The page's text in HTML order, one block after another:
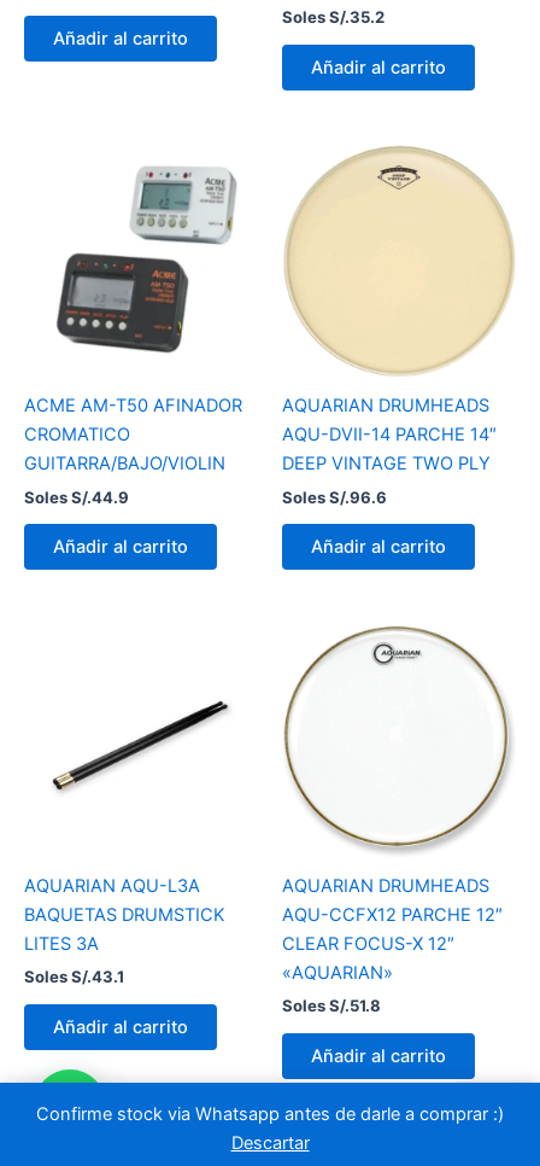
Confirme stock via Whatsapp antes de darle a comprar :)
Descartar
Añadir al carrito
Soles S/.35.2
Añadir al carrito
ACME AM-T50 AFINADOR
CROMATICO
GUITARRA/BAJO/VIOLIN
Soles S/.44.9
Añadir al carrito
AQUARIAN DRUMHEADS
AQU-DVII-14 PARCHE 14″
DEEP VINTAGE TWO PLY
Soles S/.96.6
Añadir al carrito
AQUARIAN AQU-L3A
BAQUETAS DRUMSTICK
LITES 3A
Soles S/.43.1
Añadir al carrito
AQUARIAN DRUMHEADS
AQU-CCFX12 PARCHE 12″
CLEAR FOCUS-X 12″
«AQUARIAN»
Soles S/.51.8
Añadir al carrito